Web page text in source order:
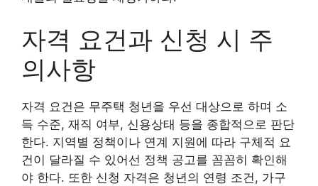
자격 요건과 신청 시 주
의사항
자격 요건은 무주택 청년을 우선 대상으로 하며 소
득 수준, 재직 여부, 신용상태 등을 종합적으로 판단
한다. 지역별 정책이나 연계 지원에 따라 구체적 요
건이 달라질 수 있어선 정책 공고를 꼼꼼히 확인해
야 한다. 또한 신청 자격은 청년의 연령 조건, 가구